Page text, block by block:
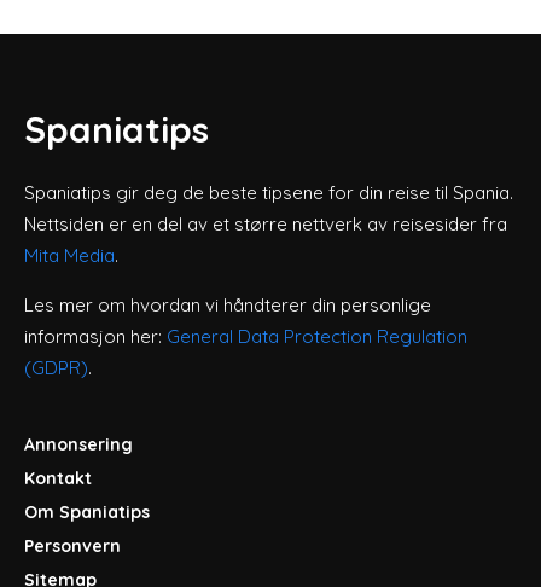
Spaniatips
Spaniatips gir deg de beste tipsene for din reise til Spania.
Nettsiden er en del av et større nettverk av reisesider fra
Mita Media.
Les mer om hvordan vi håndterer din personlige
informasjon her: General Data Protection Regulation
(GDPR).
Annonsering
Kontakt
Om Spaniatips
Personvern
Sitemap